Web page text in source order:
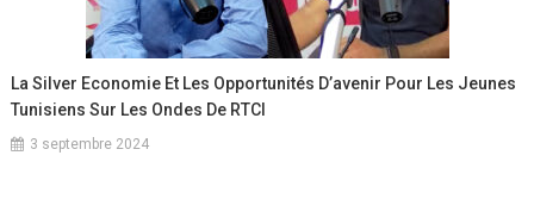
La Silver Economie Et Les Opportunités D’avenir Pour Les Jeunes
Tunisiens Sur Les Ondes De RTCI
3 septembre 2024